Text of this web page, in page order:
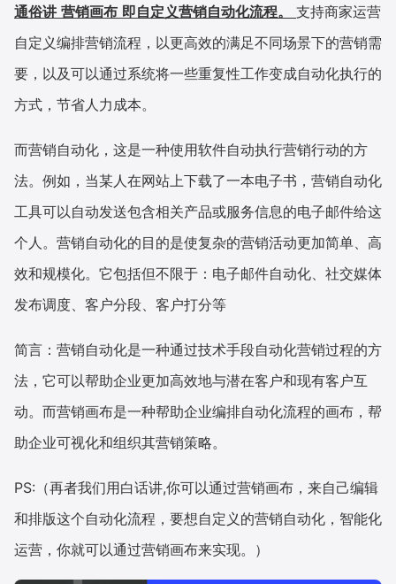
增长俱乐部 有赞商盟
商家社区 社群交流
合作共进
入驻有赞 认证代理商
认证服务商 设计服务商
有赞云 数据通服务
通俗讲 营销画布 即自定义营销自动化流程。
支持商家运营
自定义编排营销流程，以更高效的满足不同场景下的营销需
要，以及可以通过系统将一些重复性工作变成自动化执行的
方式，节省人力成本。
而营销自动化，这是一种使用软件自动执行营销行动的方
法。例如，当某人在网站上下载了一本电子书，营销自动化
工具可以自动发送包含相关产品或服务信息的电子邮件给这
个人。营销自动化的目的是使复杂的营销活动更加简单、高
效和规模化。它包括但不限于：电子邮件自动化、社交媒体
发布调度、客户分段、客户打分等
简言：营销自动化是一种通过技术手段自动化营销过程的方
法，它可以帮助企业更加高效地与潜在客户和现有客户互
动。而营销画布是一种帮助企业编排自动化流程的画布，帮
助企业可视化和组织其营销策略。
PS:（再者我们用白话讲,你可以通过营销画布，来自己编辑
和排版这个自动化流程，要想自定义的营销自动化，智能化
运营，你就可以通过营销画布来实现。）